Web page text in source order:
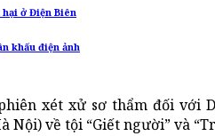
ở Điện Biên
khấu điện ảnh
xét xử sơ thẩm đối với
về tội “Giết người” và